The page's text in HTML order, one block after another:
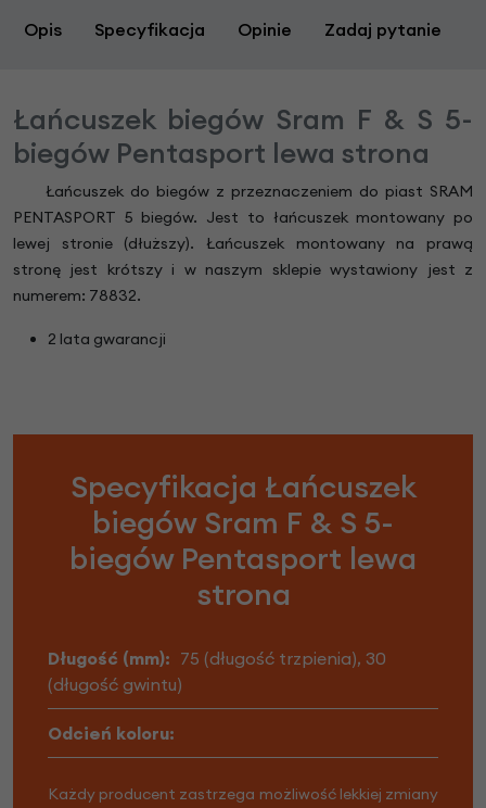
Opis Specyfikacja Opinie Zadaj pytanie
Łańcuszek biegów Sram F & S 5-
biegów Pentasport lewa strona
Łańcuszek do biegów z przeznaczeniem do piast SRAM
PENTASPORT 5 biegów. Jest to łańcuszek montowany po
lewej stronie (dłuższy). Łańcuszek montowany na prawą
stronę jest krótszy i w naszym sklepie wystawiony jest z
numerem: 78832.
2 lata gwarancji
Specyfikacja Łańcuszek
biegów Sram F & S 5-
biegów Pentasport lewa
strona
Długość (mm): 75 (długość trzpienia), 30
(długość gwintu)
Odcień koloru:
Każdy producent zastrzega możliwość lekkiej zmiany